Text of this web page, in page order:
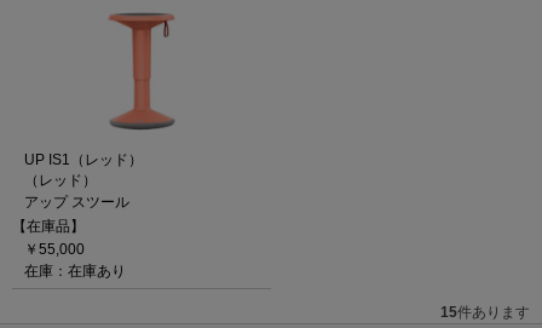
UP IS1（レッド）
（レッド）
アップ スツール
【在庫品】
￥55,000
在庫：在庫あり
15件あります